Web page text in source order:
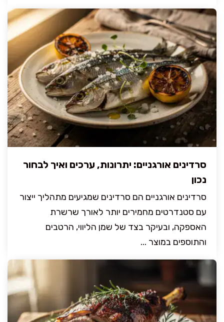
סרדינים אורגניים: יתרונות, ערכים ואיך לבחור
נכון
סרדינים אורגניים הם סרדינים שמגיעים מתהליך ייצור
עם סטנדרטים מחמירים יותר לאורך שרשרת
האספקה, ובעיקר בצד של שמן הליווי, הרטבים
והתוספים במוצר ...